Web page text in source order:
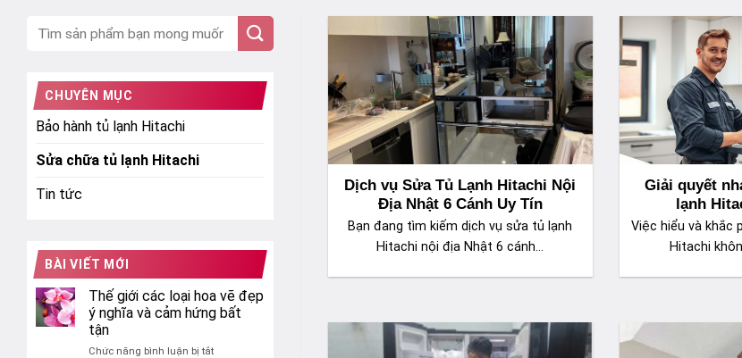
CHUYÊN MỤC
Bảo hành tủ lạnh Hitachi
Sửa chữa tủ lạnh Hitachi
Tin tức
BÀI VIẾT MỚI
Thế giới các loại hoa vẽ đẹp
ý nghĩa và cảm hứng bất
tận
Chức năng bình luận bị tắtở
Dịch vụ Sửa Tủ Lạnh Hitachi Nội
Địa Nhật 6 Cánh Uy Tín
Bạn đang tìm kiếm dịch vụ sửa tủ lạnh
Hitachi nội địa Nhật 6 cánh...
Giải quyết
lạnh
Việc hiểu và khắc
Hitachi